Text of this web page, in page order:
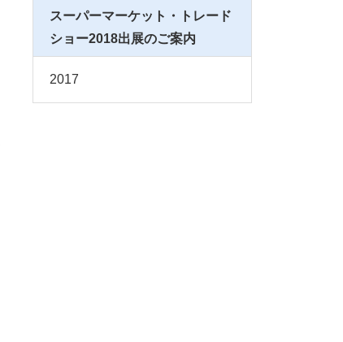
スーパーマーケット・トレード
ショー2018出展のご案内
2017